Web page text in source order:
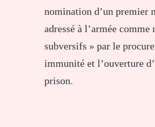
nomination d’un premier
adressé à l’armée
subversifs » par le
immunité et l’ouverture
prison.